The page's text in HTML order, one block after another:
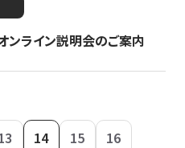
ンライン説明会のご案内
14 15 16